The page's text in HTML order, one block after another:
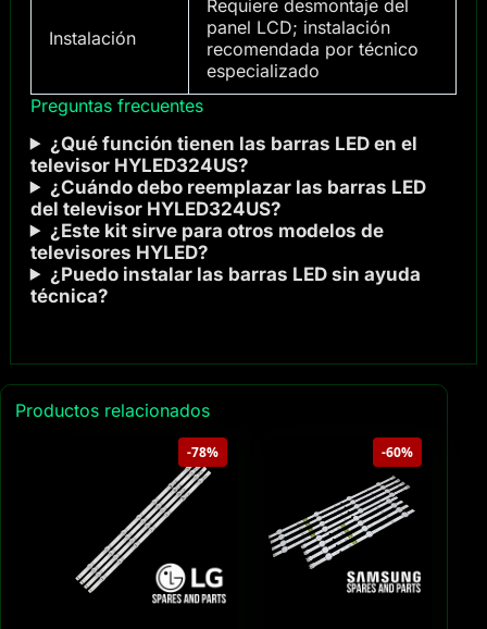
Instalación
Requiere desmontaje del
panel LCD; instalación
recomendada por técnico
especializado
Preguntas frecuentes
¿Qué función tienen las barras LED en el
televisor HYLED324US?
¿Cuándo debo reemplazar las barras LED
del televisor HYLED324US?
¿Este kit sirve para otros modelos de
televisores HYLED?
¿Puedo instalar las barras LED sin ayuda
técnica?
Productos relacionados
-78% -60%